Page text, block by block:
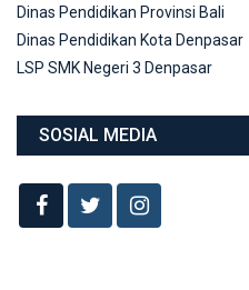
Dinas Pendidikan Provinsi Bali
Dinas Pendidikan Kota Denpasar
LSP SMK Negeri 3 Denpasar
SOSIAL MEDIA